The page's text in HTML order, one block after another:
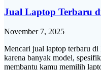
Jual Laptop Terbaru
November 7, 2025
Mencari jual laptop terbaru di
karena banyak model,
membantu kamu memilih